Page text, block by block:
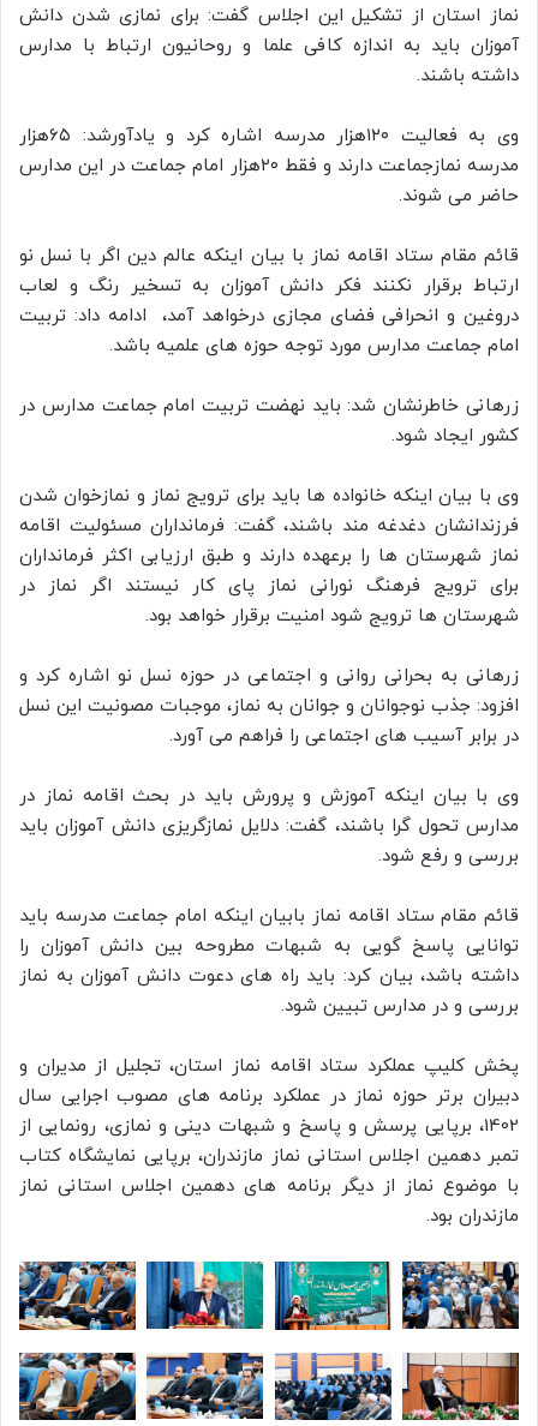
نماز استان از تشکیل این اجلاس گفت: برای نمازی شدن دانش
آموزان باید به اندازه کافی علما و روحانیون ارتباط با مدارس
داشته باشند.
وی به فعالیت ۱۲۰هزار مدرسه اشاره کرد و یادآورشد: ۶۵هزار
مدرسه نمازجماعت دارند و فقط ۲۰هزار امام جماعت در این مدارس
حاضر می شوند.
قائم مقام ستاد اقامه نماز با بیان اینکه عالم دین اگر با نسل نو
ارتباط برقرار نکنند فکر دانش آموزان به تسخیر رنگ و لعاب
دروغین و انحرافی فضای مجازی درخواهد آمد، ادامه داد: تربیت
امام جماعت مدارس مورد توجه حوزه های علمیه باشد.
زرهانی خاطرنشان شد: باید نهضت تربیت امام جماعت مدارس در
کشور ایجاد شود.
وی با بیان اینکه خانواده ها باید برای ترویج نماز و نمازخوان شدن
فرزندانشان دغدغه مند باشند، گفت: فرمانداران مسئولیت اقامه
نماز شهرستان ها را برعهده دارند و طبق ارزیابی اکثر فرمانداران
برای ترویج فرهنگ نورانی نماز پای کار نیستند اگر نماز در
شهرستان ها ترویج شود امنیت برقرار خواهد بود.
زرهانی به بحرانی روانی و اجتماعی در حوزه نسل نو اشاره کرد و
افزود: جذب نوجوانان و جوانان به نماز، موجبات مصونیت این نسل
در برابر آسیب های اجتماعی را فراهم می آورد.
وی با بیان اینکه آموزش و پرورش باید در بحث اقامه نماز در
مدارس تحول گرا باشند، گفت: دلایل نمازگریزی دانش آموزان باید
بررسی و رفع شود.
قائم مقام ستاد اقامه نماز بابیان اینکه امام جماعت مدرسه باید
توانایی پاسخ گویی به شبهات مطروحه بین دانش آموزان را
داشته باشد، بیان کرد: باید راه های دعوت دانش آموزان به نماز
بررسی و در مدارس تبیین شود.
پخش کلیپ عملکرد ستاد اقامه نماز استان، تجلیل از مدیران و
دبیران برتر حوزه نماز در عملکرد برنامه های مصوب اجرایی سال
1402، برپایی پرسش و پاسخ و شبهات دینی و نمازی، رونمایی از
تمبر دهمين اجلاس استانی نماز مازندران، برپایی نمایشگاه کتاب
با موضوع نماز از دیگر برنامه های دهمين اجلاس استانی نماز
مازندران بود.